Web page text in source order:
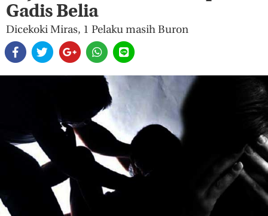
Gadis Belia
Dicekoki Miras, 1 Pelaku masih Buron